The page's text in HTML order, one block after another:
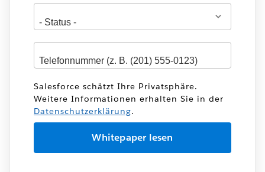
Salesforce schätzt Ihre Privatsphäre.
Weitere Informationen erhalten Sie in der
Datenschutzerklärung.